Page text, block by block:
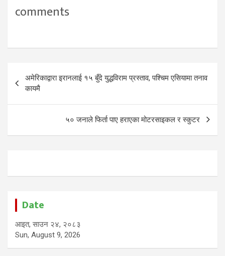
उमेर…
comments
Post
navigation
अमेरिकाद्वारा इरानलाई १५ बुँदे युद्धविराम प्रस्ताव, पश्चिम एसियामा तनाव
कायमै
५० जनाले फिर्ता पाए हराएका मोटरसाइकल र स्कुटर
Date
आइत, साउन २४, २०८३
Sun, August 9, 2026